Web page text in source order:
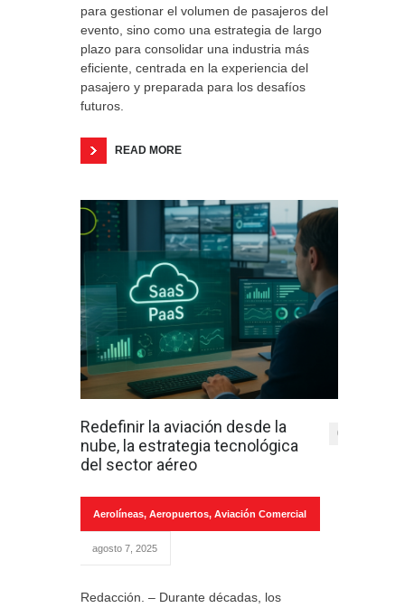
para gestionar el volumen de pasajeros del
evento, sino como una estrategia de largo
plazo para consolidar una industria más
eficiente, centrada en la experiencia del
pasajero y preparada para los desafíos
futuros.
READ MORE
Redefinir la aviación desde la
nube, la estrategia tecnológica
del sector aéreo
0
Aerolíneas, Aeropuertos, Aviación Comercial
agosto 7, 2025
Redacción. – Durante décadas, los